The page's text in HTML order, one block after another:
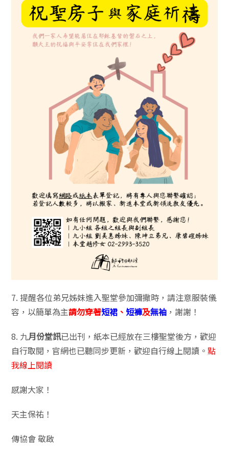
7. 提醒各位弟兄姊妹進入聖堂參加彌撒時，請注意服裝儀
容，以簡單為主請勿穿著短裙 、 短褲及無袖 ，謝謝！
8. 九月份堂訊已出刊，紙本已經放在三樓聖堂後方，歡迎
自行取閱，官網也已聽同步更新，歡迎自行線上閱讀。點
我線上閱讀
感謝大家！
天主保祐！
傳協會 敬啟